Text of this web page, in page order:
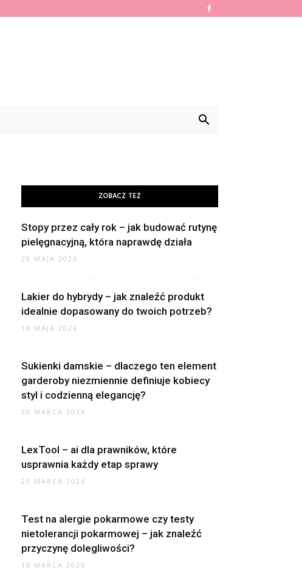
ZOBACZ TEŻ
Stopy przez cały rok – jak budować rutynę
pielęgnacyjną, która naprawdę działa
28 MAJA 2026
Lakier do hybrydy – jak znaleźć produkt
idealnie dopasowany do twoich potrzeb?
14 MAJA 2026
Sukienki damskie – dlaczego ten element
garderoby niezmiennie definiuje kobiecy
styl i codzienną elegancję?
30 MARCA 2026
LexTool – ai dla prawników, które
usprawnia każdy etap sprawy
29 MARCA 2026
Test na alergie pokarmowe czy testy
nietolerancji pokarmowej – jak znaleźć
przyczynę dolegliwości?
16 MARCA 2026